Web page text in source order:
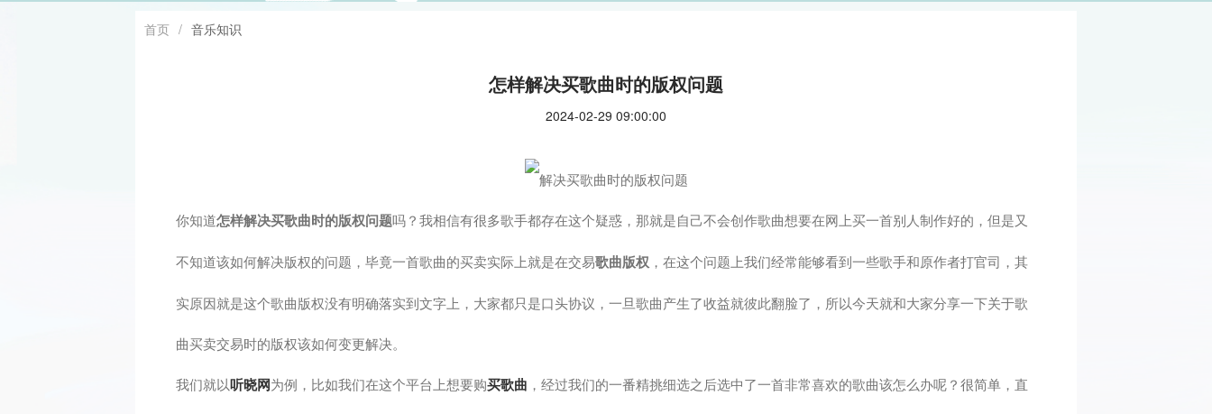
首页 / 音乐知识
怎样解决买歌曲时的版权问题
2024-02-29 09:00:00
你知道怎样解决买歌曲时的版权问题吗？我相信有很多歌手都存在这个疑惑，那就是自己不会创作歌曲想要在网上买一首别人制作好的，但是又
不知道该如何解决版权的问题，毕竟一首歌曲的买卖实际上就是在交易歌曲版权 ，在这个问题上我们经常能够看到一些歌手和原作者打官司，其
实原因就是这个歌曲版权没有明确落实到文字上，大家都只是口头协议，一旦歌曲产生了收益就彼此翻脸了，所以今天就和大家分享一下关于歌
曲买卖交易时的版权该如何变更解决。
我们就以听晓网为例，比如我们在这个平台上想要购买歌曲 ，经过我们的一番精挑细选之后选中了一首非常喜欢的歌曲该怎么办呢？很简单，直